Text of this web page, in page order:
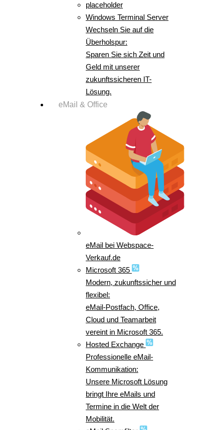
placeholder
Windows Terminal Server
Wechseln Sie auf die
Überholspur:
Sparen Sie sich Zeit und
Geld mit unserer
zukunftssicheren IT-
Lösung.
eMail & Office
eMail bei Webspace-
Verkauf.de
Microsoft 365
Modern, zukunftssicher und
flexibel:
eMail-Postfach, Office,
Cloud und Teamarbeit
vereint in Microsoft 365.
Hosted Exchange
Professionelle eMail-
Kommunikation:
Unsere Microsoft Lösung
bringt Ihre eMails und
Termine in die Welt der
Mobilität.